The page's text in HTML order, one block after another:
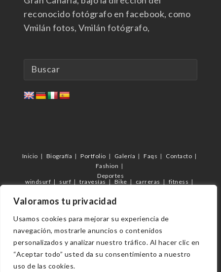
Valoramos tu privacidad
Usamos cookies para mejorar su experiencia de
navegación, mostrarle anuncios o contenidos
personalizados y analizar nuestro tráfico. Al hacer clic en
“Aceptar todo” usted da su consentimiento a nuestro
uso de las cookies.
reconocido fotógrafo en facebook, como
Vmilán fotos, Vmilán fotógrafo,
Inicio Biografía Portfolio Galería Faqs
Contacto
Fashion
Deportes
windsurf
surf travesías Bike carreras
fitness
Copyright 2023 - Vmilán fotógrafo